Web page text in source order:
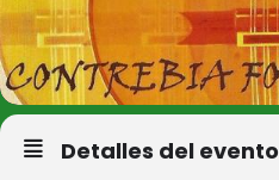
Detalles del evento